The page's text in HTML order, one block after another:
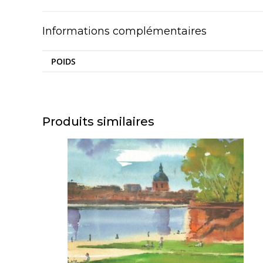
Informations complémentaires
POIDS
Produits similaires